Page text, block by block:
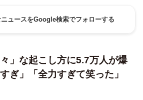
ニュースをGoogle検索でフォローする
」な起こし方に5.7万人が爆
」「全力すぎて笑った」